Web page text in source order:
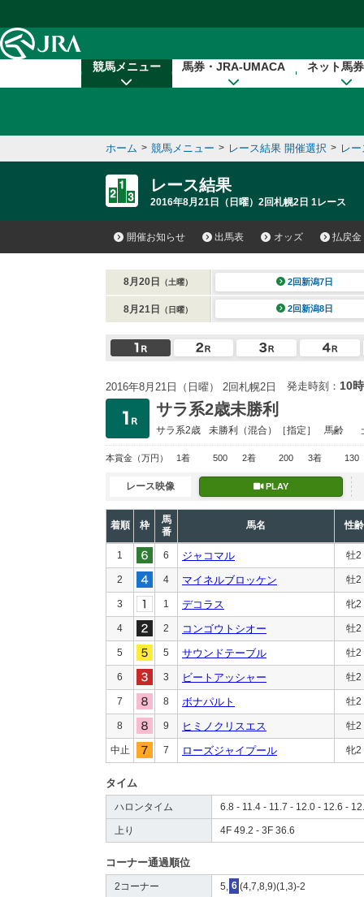
競馬メニュー 馬券・JRA-UMACA ネット馬
ホーム > 競馬メニュー > レース結果 開催選択 > レ
レース結果
2016年8月21日（日曜）2回札幌2日 1レース
開催お知らせ 出馬表 オッズ 払戻金
8月20日 （土曜） 2回新潟7日
8月21日 （日曜） 2回新潟8日
2016年8月21日（日曜） 2回札幌2日 発走時刻： 10
サラ系2歳未勝利
サラ系2歳 未勝利 （混合）［指定］ 馬齢
本賞金 （万円） 1着 500 2着 200 3着 130
レース映像 PLAY
着順 枠
馬
番
馬名 性齢
1 6 ジャコマル 牡2
2 4 マイネルブロッケン 牡2
3 1 デコラス 牝2
4 2 コンゴウトシオー 牡2
5 5 サウンドテーブル 牡2
6 3 ビートアッシャー 牡2
7 8 ボナパルト 牡2
8 9 ヒミノクリスエス 牡2
中止 7 ローズジャイプール 牝2
タイム
ハロンタイム 6.8 - 11.4 - 11.7 - 12.0 - 12.6 -
上り 4F 49.2 - 3F 36.6
コーナー通過順位
2コーナー 5, 6 (4,7,8,9)(1,3)-2